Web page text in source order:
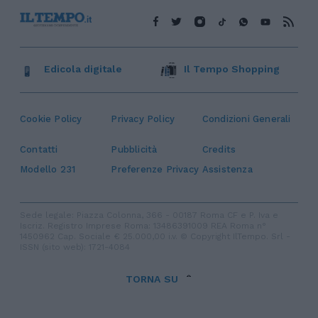
Cookie Policy Privacy Policy Condizioni Generali
Contatti Pubblicità
Credits
Modello 231
Preferenze Privacy Assistenza
Edicola digitale Il Tempo Shopping
TORNA SU